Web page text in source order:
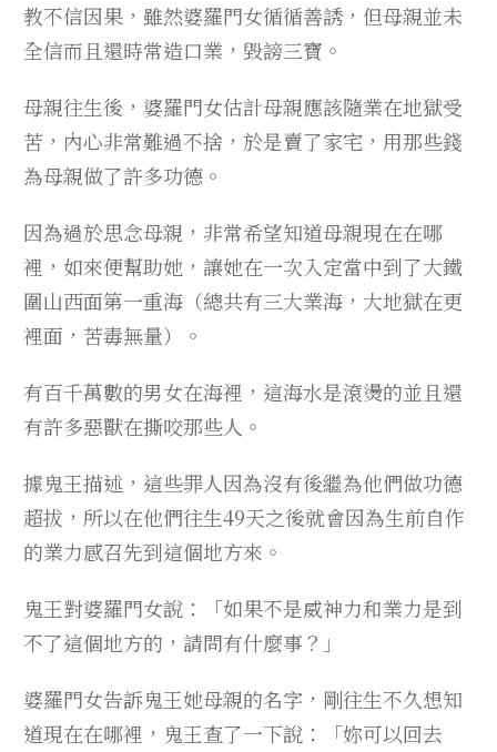
教不信因果，雖然婆羅門女循循善誘，但母親並未
全信而且還時常造口業，毀謗三寶。
母親往生後，婆羅門女估計母親應該隨業在地獄受
苦，內心非常難過不捨，於是賣了家宅，用那些錢
為母親做了許多功德。
因為過於思念母親，非常希望知道母親現在在哪
裡，如來便幫助她，讓她在一次入定當中到了大鐵
圍山西面第一重海（總共有三大業海，大地獄在更
裡面，苦毒無量）。
有百千萬數的男女在海裡，這海水是滾燙的並且還
有許多惡獸在撕咬那些人。
據鬼王描述，這些罪人因為沒有後繼為他們做功德
超拔，所以在他們往生49天之後就會因為生前自作
的業力感召先到這個地方來。
鬼王對婆羅門女說：「如果不是威神力和業力是到
不了這個地方的，請問有什麼事？」
婆羅門女告訴鬼王她母親的名字，剛往生不久想知
道現在在哪裡，鬼王查了一下說：「妳可以回去